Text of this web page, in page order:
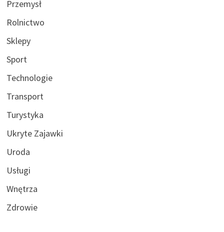
Przemysł
Rolnictwo
Sklepy
Sport
Technologie
Transport
Turystyka
Ukryte Zajawki
Uroda
Usługi
Wnętrza
Zdrowie